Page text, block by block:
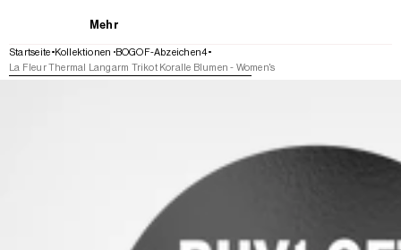
Mehr
Startseite Kollektionen BOGOF-Abzeichen4
La Fleur Thermal Langarm Trikot Koralle Blumen - Women's
WEITER ZU DEN PRODUKTINFORMATIONEN